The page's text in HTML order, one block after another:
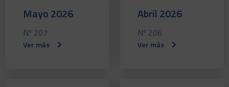
Mayo 2026
Nº 207
Ver más
Abril 2026
Nº 206
Ver más